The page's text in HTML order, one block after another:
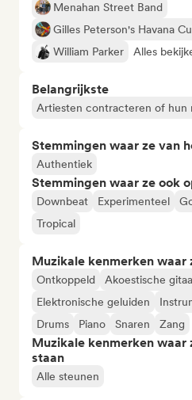
Menahan Street Band
Gilles Peterson's Havana
William Parker
Alles
Belangrijkste
Artiesten contracteren of hun
Stemmingen waar ze van
Authentiek
Stemmingen waar ze ook
Downbeat Experimenteel
Tropical
Muzikale kenmerken waar
Ontkoppeld Akoestische
Elektronische geluiden
Drums
Piano Snaren Zang
Muzikale kenmerken waar
staan
Alle steunen